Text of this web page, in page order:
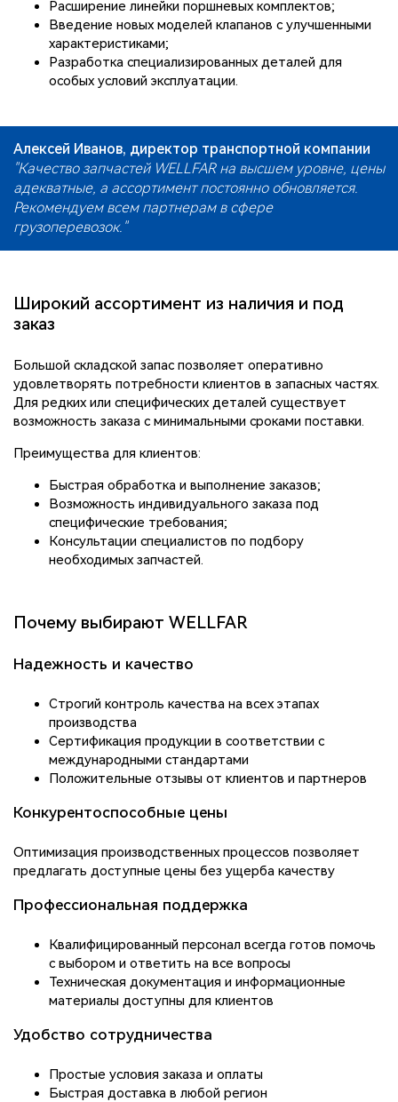
Расширение линейки поршневых комплектов;
Введение новых моделей клапанов с улучшенными
характеристиками;
Разработка специализированных деталей для
особых условий эксплуатации.
Алексей Иванов, директор транспортной компании
"Качество запчастей WELLFAR на высшем уровне, цены
адекватные, а ассортимент постоянно обновляется.
Рекомендуем всем партнерам в сфере
грузоперевозок."
Широкий ассортимент из наличия и под
заказ
Большой складской запас позволяет оперативно
удовлетворять потребности клиентов в запасных частях.
Для редких или специфических деталей существует
возможность заказа с минимальными сроками поставки.
Преимущества для клиентов:
Быстрая обработка и выполнение заказов;
Возможность индивидуального заказа под
специфические требования;
Консультации специалистов по подбору
необходимых запчастей.
Почему выбирают WELLFAR
Надежность и качество
Строгий контроль качества на всех этапах
производства
Сертификация продукции в соответствии с
международными стандартами
Положительные отзывы от клиентов и партнеров
Конкурентоспособные цены
Оптимизация производственных процессов позволяет
предлагать доступные цены без ущерба качеству
Профессиональная поддержка
Квалифицированный персонал всегда готов помочь
с выбором и ответить на все вопросы
Техническая документация и информационные
материалы доступны для клиентов
Удобство сотрудничества
Простые условия заказа и оплаты
Быстрая доставка в любой регион